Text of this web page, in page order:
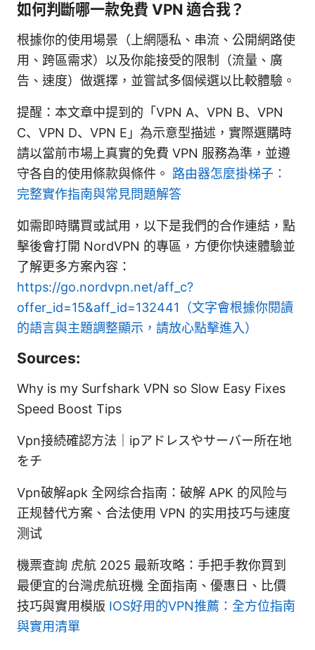
如何判斷哪一款免費 VPN 適合我？
根據你的使用場景（上網隱私、串流、公開網路使
用、跨區需求）以及你能接受的限制（流量、廣
告、速度）做選擇，並嘗試多個候選以比較體驗。
提醒：本文章中提到的「VPN A、VPN B、VPN
C、VPN D、VPN E」為示意型描述，實際選購時
請以當前市場上真實的免費 VPN 服務為準，並遵
守各自的使用條款與條件。 路由器怎麼掛梯子：
完整實作指南與常見問題解答
如需即時購買或試用，以下是我們的合作連結，點
擊後會打開 NordVPN 的專區，方便你快速體驗並
了解更多方案內容：
https://go.nordvpn.net/aff_c?
offer_id=15&aff_id=132441（文字會根據你閱讀
的語言與主題調整顯示，請放心點擊進入）
Sources:
Why is my Surfshark VPN so Slow Easy Fixes
Speed Boost Tips
Vpn接続確認方法｜ipアドレスやサーバー所在地
をチ
Vpn破解apk 全网综合指南：破解 APK 的风险与
正规替代方案、合法使用 VPN 的实用技巧与速度
测试
機票查詢 虎航 2025 最新攻略：手把手教你買到
最便宜的台灣虎航班機 全面指南、優惠日、比價
技巧與實用模版 IOS好用的VPN推薦：全方位指南
與實用清單